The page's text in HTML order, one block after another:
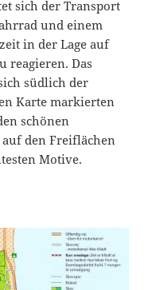
sich der Transport
und einem
in der Lage auf
reagieren. Das
südlich der
Karte markierten
schönen
den Freiflächen
Motive.